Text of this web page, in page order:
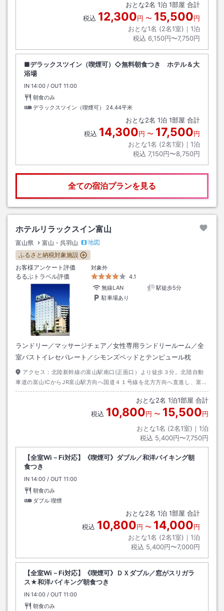
おとな2名 1泊 1部屋 合計
税込 12,300円 〜 15,500円
おとな1名 (2名1室)｜ 1泊
税込 6,150円〜7,750円
■デラックスツイン（喫煙可）◇無料朝食つき ホテル＆大
浴場
IN チェックイン
14:00 / OUT チェックアウト
11:00
朝食のみ
デラックスツイン（喫煙可）
24.44平米
おとな2名 1泊 1部屋 合計
税込 14,300円 〜 17,500円
おとな1名 (2名1室)｜ 1泊
税込 7,150円〜8,750円
全ての宿泊プランを見る
ホテルリラックスイン富山
富山県 富山・呉羽山
地図
ふるさと納税対象施設
お客様アンケート評価
対象外
るるぶトラベル評価
4.1
無線LAN
駅徒歩5分
駐車場あり
ランドリー／マッサージチェア／女性専用ランドリールーム／全
室バストイレセパレート／シモンズベッドとテンピュール枕
アクセス： 北陸新幹線の富山駅南口(正面口）より徒歩３分。北陸自動
車道の富山ICからJR富山駅方向へ国道４１号線を北方方向へ直進し、富山
城祉公園前交差点から3つめ、新桜町交差点を右折してすぐ左側。
おとな2名 1泊1部屋 合計
税込 10,800円 〜 15,500円
おとな1名 (2名1室)｜ 1泊
税込 5,400円〜7,750円
【全室Wi－Fi対応】《喫煙可》ダブル／和洋バイキング朝
食つき
IN チェックイン
14:00 / OUT チェックアウト
11:00
朝食のみ
ダブル 喫煙
おとな2名 1泊 1部屋 合計
税込 10,800円 〜 14,000円
おとな1名 (2名1室)｜ 1泊
税込 5,400円〜7,000円
【全室Wi－Fi対応】《喫煙可》ＤＸダブル／窓がスリガラ
ス★和洋バイキング朝食つき
IN チェックイン
14:00 / OUT チェックアウト
11:00
朝食のみ